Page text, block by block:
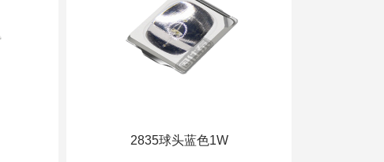
2835球头蓝色1W